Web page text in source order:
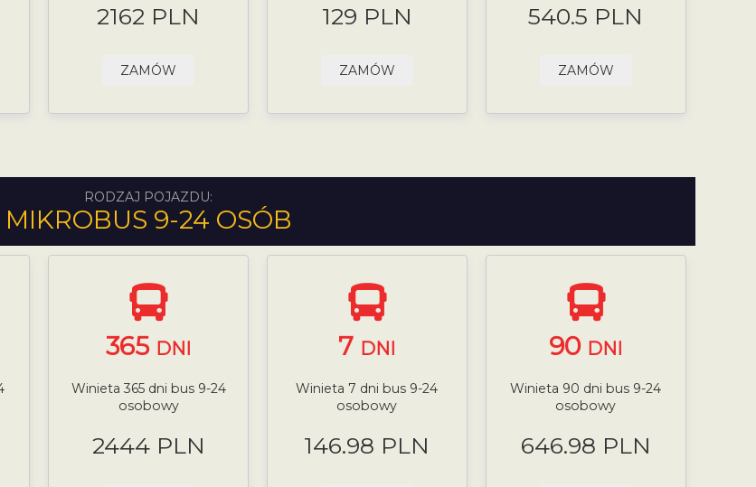
2162 PLN
ZAMÓW
129 PLN
ZAMÓW
540.5 PLN
ZAMÓW
RODZAJ POJAZDU:
MIKROBUS 9-24 OSÓB
365 DNI
Winieta 365 dni bus 9-24
osobowy
2444 PLN
7 DNI
Winieta 7 dni bus 9-24
osobowy
146.98 PLN
90 DNI
Winieta 90 dni bus 9-24
osobowy
646.98 PLN